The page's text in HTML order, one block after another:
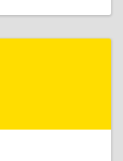
Светлана